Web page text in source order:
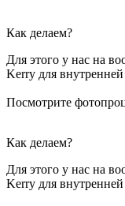
Как делаем?
Для этого у нас на
Kerry для
Посмотрите
Как делаем?
Для этого у нас на
Kerry для